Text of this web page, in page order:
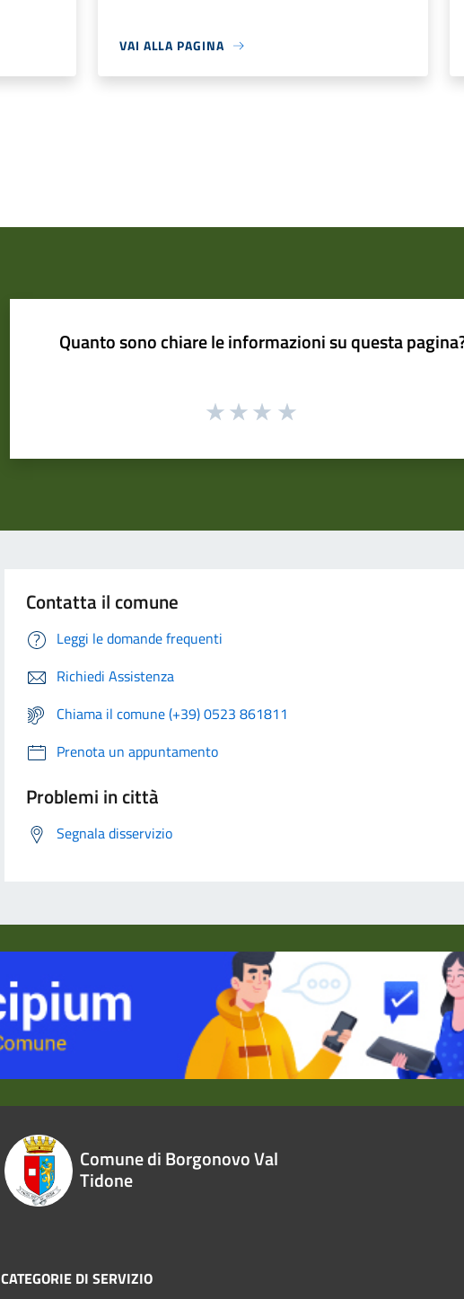
VAI ALLA PAGINA
Quanto sono chiare le informazioni su questa
Contatta il comune
Leggi le domande frequenti
Richiedi Assistenza
Chiama il comune (+39) 0523 861811
Prenota un appuntamento
Problemi in città
Segnala disservizio
Comune di Borgonovo Val
Tidone
CATEGORIE DI SERVIZIO